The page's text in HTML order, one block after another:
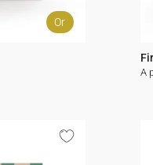
Or
A